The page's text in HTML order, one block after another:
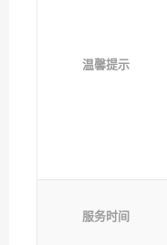
温馨提示
服务时间